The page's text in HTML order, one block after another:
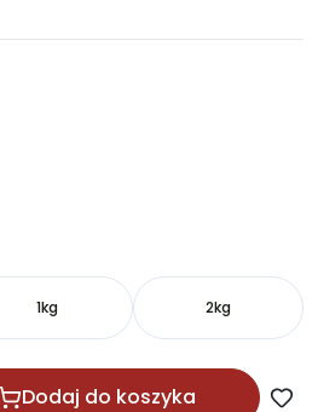
1kg 2kg
Dodaj do koszyka